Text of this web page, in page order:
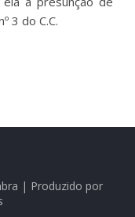
3 do C.C.
| Produzido por